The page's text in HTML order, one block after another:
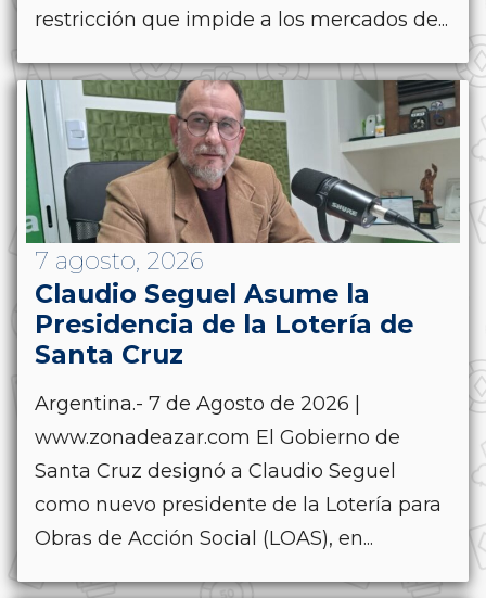
restricción que impide a los mercados de...
7 agosto, 2026
Claudio Seguel Asume la
Presidencia de la Lotería de
Santa Cruz
Argentina.- 7 de Agosto de 2026 |
www.zonadeazar.com El Gobierno de
Santa Cruz designó a Claudio Seguel
como nuevo presidente de la Lotería para
Obras de Acción Social (LOAS), en...